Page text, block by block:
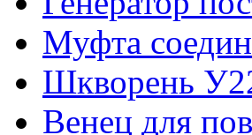
Муфта
Шкворень
Венец для